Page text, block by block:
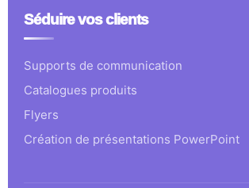
Séduire vos clients
Supports de communication
Catalogues produits
Flyers
Création de présentations PowerPoint